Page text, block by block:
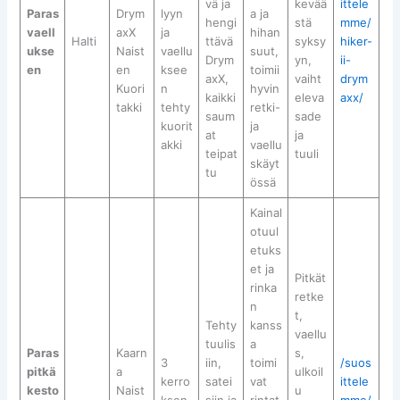
Paras
vaell
ukse
en
Halti
Drym
axX
Naist
en
Kuori
takki
lyyn
ja
vaellu
ksee
n
tehty
kuorit
akki
vä ja
hengi
ttävä
Drym
axX,
kaikki
saum
at
teipat
tu
a ja
hihan
suut,
toimii
hyvin
retki-
ja
vaellu
skäyt
össä
kevää
stä
syksy
yn,
vaiht
eleva
sade
ja
tuuli
ittele
mme/
hiker-
ii-
drym
axx/
Paras
pitkä
kesto
Kaarn
a
Naist
3
kerro
Tehty
tuulis
iin,
satei
Kainal
otuul
etuks
et ja
rinka
n
kanss
a
toimi
vat
Pitkät
retke
t,
vaellu
s,
ulkoil
u
/suos
ittele